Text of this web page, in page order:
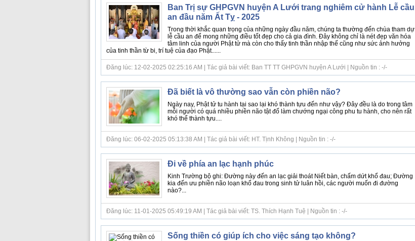
Ban Trị sự GHPGVN huyện A Lưới trang nghiêm cử hành Lễ cầu
an đầu năm Ất Tỵ - 2025
Trong thời khắc quan trọng của những ngày đầu năm, chúng ta thường đến chùa tham dự
lễ cầu an để mong những điều tốt đẹp cho cả gia đình. Đây không chỉ là nét đẹp văn hóa
tâm linh của người Phật tử mà còn cho thấy tinh thần nhập thế cũng như sức ảnh hưởng
của tinh thần từ bi, trí tuệ của đạo Phật......
Đăng lúc: 12-02-2025 02:25:16 AM | Tác giả bài viết: Ban TT TT GHPGVN huyện A Lưới | Nguồn tin : -/-
Đã biết là vô thường sao vẫn còn phiền não?
Ngày nay, Phật tử tu hành tại sao lại khó thành tựu đến như vậy? Đây đều là do trong tâm
mỗi người có quá nhiều phiền não tật đố làm chướng ngại công phu tu hành, cho nên rất
khó thể thành tựu....
Đăng lúc: 06-02-2025 05:13:38 AM | Tác giả bài viết: HT. Tịnh Không | Nguồn tin : -/-
Đi về phía an lạc hạnh phúc
Kinh Trường bộ ghi: Đường này đến an lạc giải thoát Niết bàn, chấm dứt khổ đau; Đường
kia đến ưu phiền não loạn khổ đau trong sinh tử luân hồi, các người muốn đi đường
nào?...
Đăng lúc: 11-01-2025 05:49:19 AM | Tác giả bài viết: TS. Thích Hạnh Tuệ | Nguồn tin : -/-
Sống thiền có giúp ích cho việc sáng tạo không?